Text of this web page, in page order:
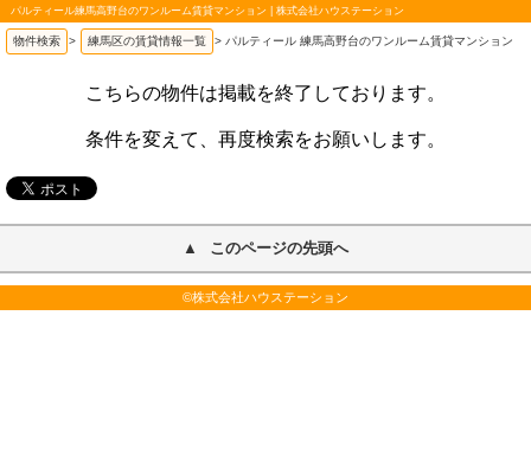
パルティール練馬高野台のワンルーム賃貸マンション | 株式会社ハウステーション
物件検索 > 練馬区の賃貸情報一覧 > パルティール 練馬高野台のワンルーム賃貸マンション
こちらの物件は掲載を終了しております。
条件を変えて、再度検索をお願いします。
このページの先頭へ
©株式会社ハウステーション